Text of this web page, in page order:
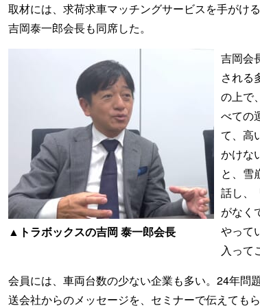
取材には、求荷求車マッチングサービスを手がけ
吉岡泰一郎会長も同席した。
▲トラボックスの吉岡 泰一郎会長
吉岡会
される
の上で
べての
て、高
かけな
と、雪
話し、
がなく
やって
入って
会員には、車両台数の少ない企業も多い。24年問
送会社からのメッセージを、セミナーで伝えても